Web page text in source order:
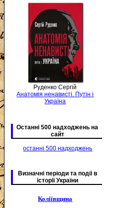
Руденко Сергій
Анатомія ненависті. Путін і
Україна
Останні 500 надходжень на
сайт
останні 500 надходжень
Визначні періоди та подіі в
історії України
Коліївщина